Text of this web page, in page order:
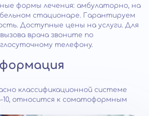
формы лечения: амбулаторно, на
стационаре. Гарантируем
Доступные цены на услуги. Для
врача звоните по
телефону.
классификационной системе
10, относится к соматоформным